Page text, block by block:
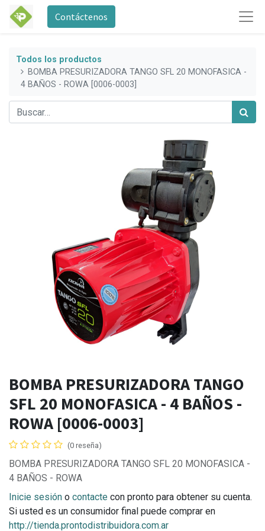
Contáctenos
Todos los productos
BOMBA PRESURIZADORA TANGO SFL 20 MONOFASICA -
4 BAÑOS - ROWA [0006-0003]
BOMBA PRESURIZADORA TANGO
SFL 20 MONOFASICA - 4 BAÑOS -
ROWA [0006-0003]
(0 reseña)
BOMBA PRESURIZADORA TANGO SFL 20 MONOFASICA -
4 BAÑOS - ROWA
Inicie sesión o contacte con pronto para obtener su cuenta.
Si usted es un consumidor final puede comprar en
http://tienda.prontodistribuidora.com.ar